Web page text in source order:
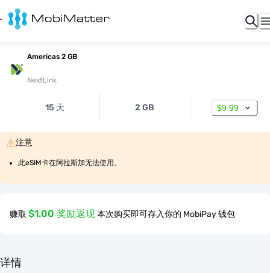
Americas 2 GB
NextLink
15 天 2 GB $9.99
注意
此eSIM卡在阿拉斯加无法使用。
赚取 $1.00 奖励返现本次购买即可存入你的 MobiPay 钱包
详情